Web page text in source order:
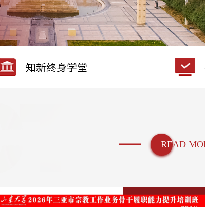
知新终身学堂
READ
中华传统文化——中国古代哲学起源 经典智慧入门课